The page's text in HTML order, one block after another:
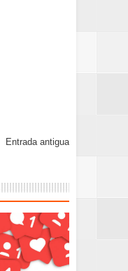
Entrada antigua